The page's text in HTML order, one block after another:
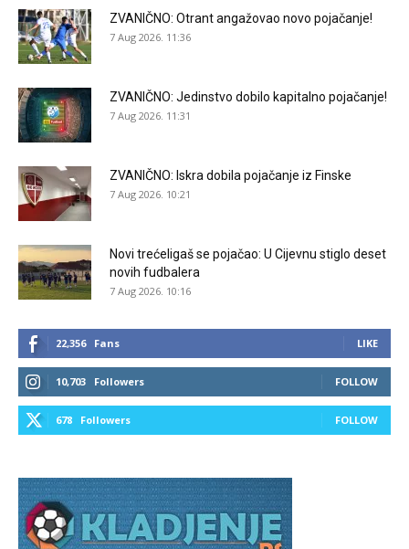
ZVANIČNO: Otrant angažovao novo pojačanje!
7 Aug 2026. 11:36
ZVANIČNO: Jedinstvo dobilo kapitalno pojačanje!
7 Aug 2026. 11:31
ZVANIČNO: Iskra dobila pojačanje iz Finske
7 Aug 2026. 10:21
Novi trećeligaš se pojačao: U Cijevnu stiglo deset
novih fudbalera
7 Aug 2026. 10:16
22,356 Fans LIKE
10,703 Followers FOLLOW
678 Followers FOLLOW